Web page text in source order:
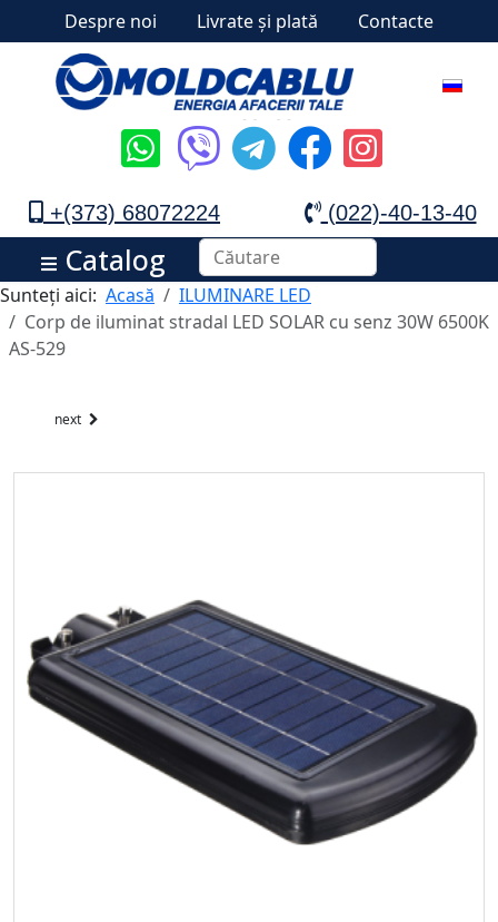
Despre noi Livrate și plată Contacte
+(373) 68072224 (022)-40-13-40
Catalog
Sunteți aici: Acasă
ILUMINARE LED
Corp de iluminat stradal LED SOLAR cu senz 30W 6500K
AS-529
next